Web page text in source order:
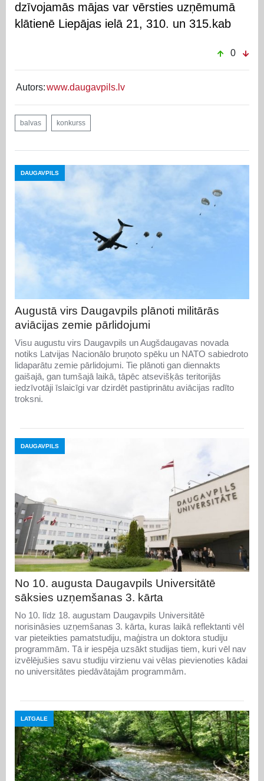
dzīvojamās mājas var vērsties uzņēmumā
klātienē Liepājas ielā 21, 310. un 315.kab
0
Autors:www.daugavpils.lv
balvas konkurss
DAUGAVPILS
Augustā virs Daugavpils plānoti militārās
aviācijas zemie pārlidojumi
Visu augustu virs Daugavpils un Augšdaugavas novada
notiks Latvijas Nacionālo bruņoto spēku un NATO sabiedroto
lidaparātu zemie pārlidojumi. Tie plānoti gan diennakts
gaišajā, gan tumšajā laikā, tāpēc atsevišķās teritorijās
iedzīvotāji īslaicīgi var dzirdēt pastiprinātu aviācijas radīto
troksni.
DAUGAVPILS
No 10. augusta Daugavpils Universitātē
sāksies uzņemšanas 3. kārta
No 10. līdz 18. augustam Daugavpils Universitātē
norisināsies uzņemšanas 3. kārta, kuras laikā reflektanti vēl
var pieteikties pamatstudiju, maģistra un doktora studiju
programmām. Tā ir iespēja uzsākt studijas tiem, kuri vēl nav
izvēlējušies savu studiju virzienu vai vēlas pievienoties kādai
no universitātes piedāvātajām programmām.
LATGALE